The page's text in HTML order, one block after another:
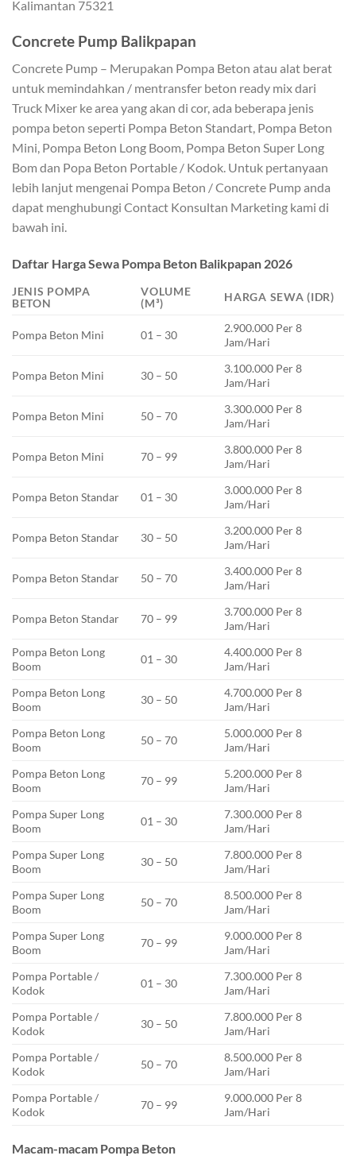
Kalimantan 75321
Concrete Pump Balikpapan
Concrete Pump – Merupakan Pompa Beton atau alat berat
untuk memindahkan / mentransfer beton ready mix dari
Truck Mixer ke area yang akan di cor, ada beberapa jenis
pompa beton seperti Pompa Beton Standart, Pompa Beton
Mini, Pompa Beton Long Boom, Pompa Beton Super Long
Bom dan Popa Beton Portable / Kodok. Untuk pertanyaan
lebih lanjut mengenai Pompa Beton / Concrete Pump anda
dapat menghubungi Contact Konsultan Marketing kami di
bawah ini.
Daftar Harga Sewa Pompa Beton Balikpapan 2026
JENIS POMPA
BETON
VOLUME
(M³)
HARGA SEWA (IDR)
Pompa Beton Mini 01 – 30
2.900.000 Per 8
Jam/Hari
Pompa Beton Mini 30 – 50
3.100.000 Per 8
Jam/Hari
Pompa Beton Mini 50 – 70
3.300.000 Per 8
Jam/Hari
Pompa Beton Mini 70 – 99
3.800.000 Per 8
Jam/Hari
Pompa Beton Standar 01 – 30
3.000.000 Per 8
Jam/Hari
Pompa Beton Standar 30 – 50
3.200.000 Per 8
Jam/Hari
Pompa Beton Standar 50 – 70
3.400.000 Per 8
Jam/Hari
Pompa Beton Standar 70 – 99
3.700.000 Per 8
Jam/Hari
Pompa Beton Long
Boom
01 – 30
4.400.000 Per 8
Jam/Hari
Pompa Beton Long
Boom
30 – 50
4.700.000 Per 8
Jam/Hari
Pompa Beton Long
Boom
50 – 70
5.000.000 Per 8
Jam/Hari
Pompa Beton Long
Boom
70 – 99
5.200.000 Per 8
Jam/Hari
Pompa Super Long
Boom
01 – 30
7.300.000 Per 8
Jam/Hari
Pompa Super Long
Boom
30 – 50
7.800.000 Per 8
Jam/Hari
Pompa Super Long
Boom
50 – 70
8.500.000 Per 8
Jam/Hari
Pompa Super Long
Boom
70 – 99
9.000.000 Per 8
Jam/Hari
Pompa Portable /
Kodok
01 – 30
7.300.000 Per 8
Jam/Hari
Pompa Portable /
Kodok
30 – 50
7.800.000 Per 8
Jam/Hari
Pompa Portable /
Kodok
50 – 70
8.500.000 Per 8
Jam/Hari
Pompa Portable /
Kodok
70 – 99
9.000.000 Per 8
Jam/Hari
Macam-macam Pompa Beton